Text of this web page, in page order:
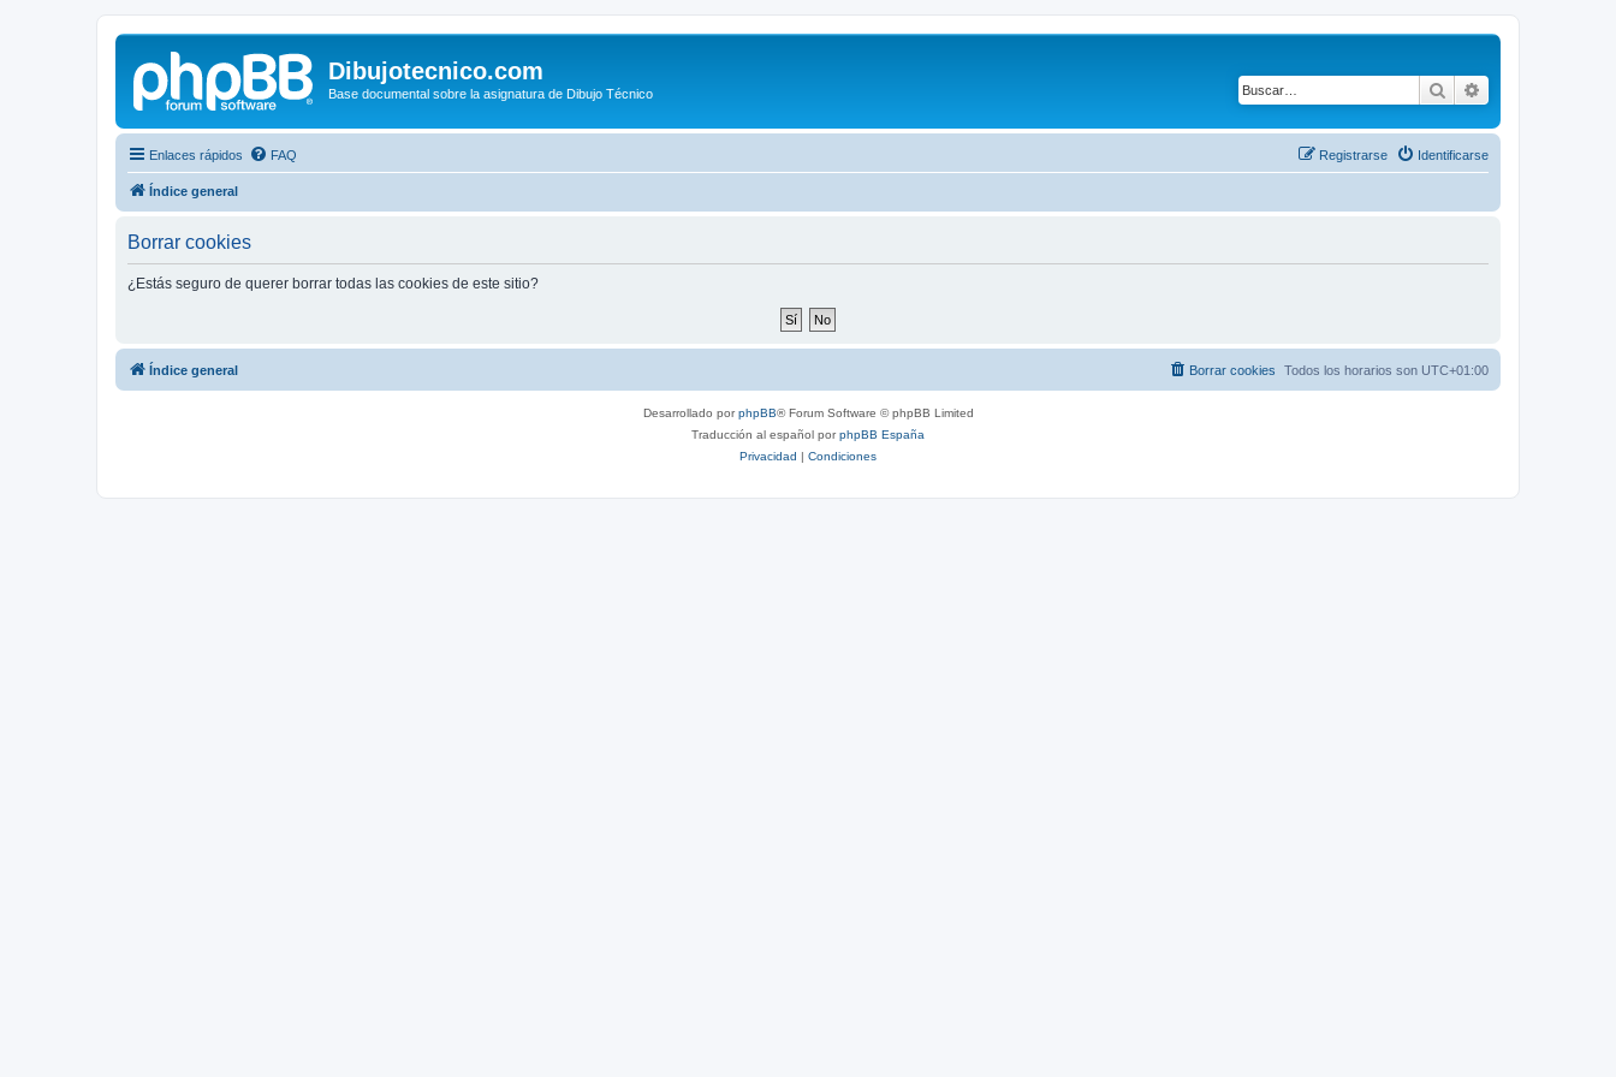
Dibujotecnico.com
Base documental sobre la asignatura de Dibujo Técnico Buscar
Enlaces rápidos FAQ Identificarse
Registrarse
Índice general
Borrar cookies
¿Estás seguro de querer borrar todas las cookies de este sitio?
Índice general Todos los horarios son UTC+01:00
Borrar cookies
Desarrollado porphpBB® Forum Software © phpBB Limited
Traducción al español porphpBB España
Privacidad | Condiciones